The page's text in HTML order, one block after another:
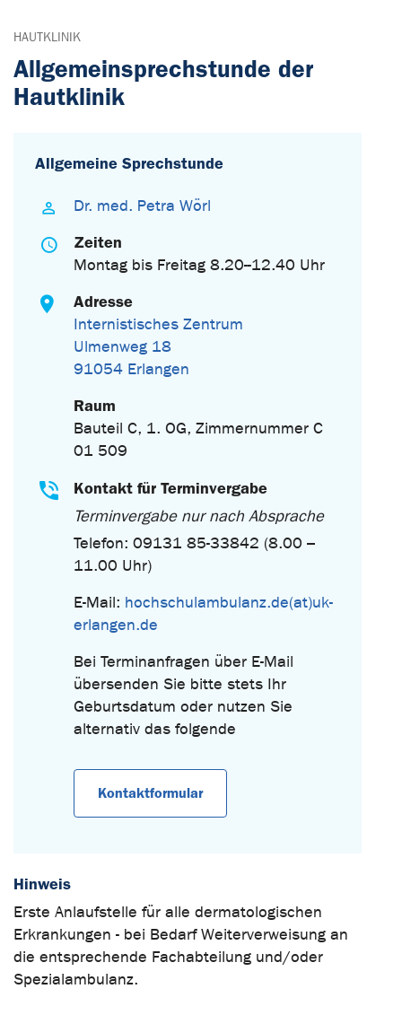
HAUTKLINIK
Allgemeinsprechstunde der
Hautklinik
Allgemeine Sprechstunde
Dr. med. Petra Wörl
Zeiten
Montag bis Freitag 8.20--12.40 Uhr
Adresse
Internistisches Zentrum
Ulmenweg 18
91054 Erlangen
Raum
Bauteil C, 1. OG, Zimmernummer C
01 509
Kontakt für Terminvergabe
Terminvergabe nur nach Absprache
Telefon: 09131 85-33842 (8.00 –
11.00 Uhr)
E-Mail: hochschulambulanz.de(at)uk-
erlangen.de
Bei Terminanfragen über E-Mail
übersenden Sie bitte stets Ihr
Geburtsdatum oder nutzen Sie
alternativ das folgende
Kontaktformular
Hinweis
Erste Anlaufstelle für alle dermatologischen
Erkrankungen - bei Bedarf Weiterverweisung an
die entsprechende Fachabteilung und/oder
Spezialambulanz.